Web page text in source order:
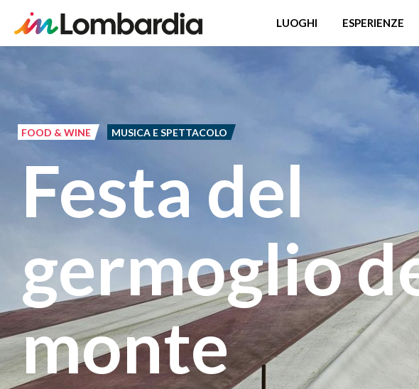
LUOGHI ESPERIENZE
FOOD & WINE MUSICA E SPETTACOLO
Festa del
germoglio
monte